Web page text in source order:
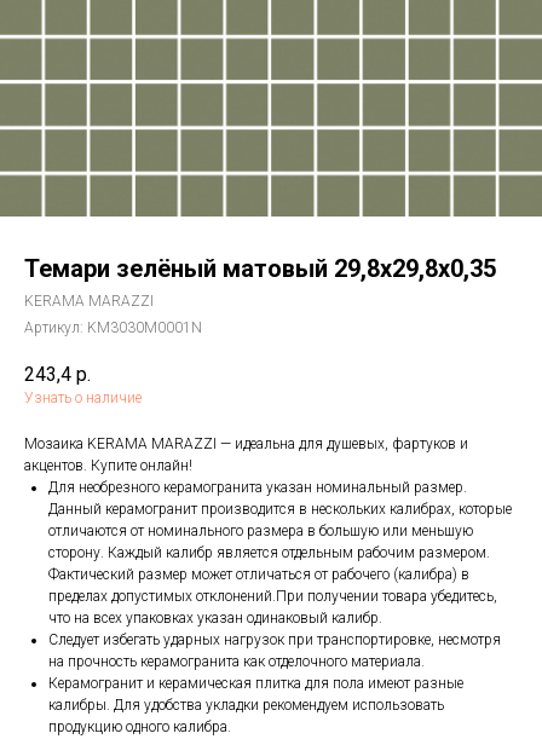
Темари зелёный матовый 29,8x29,8x0,35
KERAMA MARAZZI
Артикул: KM3030M0001N
243,4 р.
Узнать о наличие
Мозаика KERAMA MARAZZI — идеальна для душевых, фартуков и
акцентов. Купите онлайн!
Для необрезного керамогранита указан номинальный размер.
Данный керамогранит производится в нескольких калибрах, которые
отличаются от номинального размера в большую или меньшую
сторону. Каждый калибр является отдельным рабочим размером.
Фактический размер может отличаться от рабочего (калибра) в
пределах допустимых отклонений.При получении товара убедитесь,
что на всех упаковках указан одинаковый калибр.
Следует избегать ударных нагрузок при транспортировке, несмотря
на прочность керамогранита как отделочного материала.
Керамогранит и керамическая плитка для пола имеют разные
калибры. Для удобства укладки рекомендуем использовать
продукцию одного калибра.